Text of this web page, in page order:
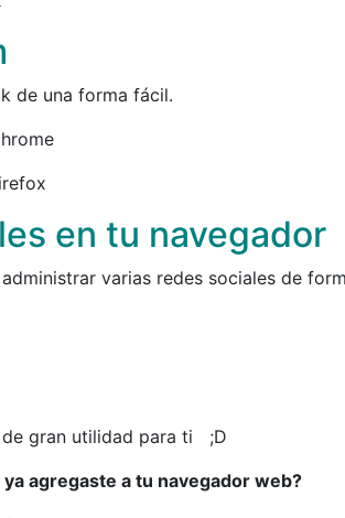
de una forma fácil.
en tu navegador
varias redes sociales de
de gran utilidad para ti ;D
agregaste a tu navegador web?